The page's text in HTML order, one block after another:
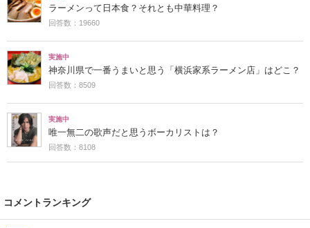
ラーメンって日本食？それとも中華料理？
回答数：19660
実施中
神奈川県で一番うまいと思う「横浜家系ラーメン店」はどこ？
回答数：8509
実施中
唯一無二の歌声だと思うボーカリストは？
回答数：8108
コメントランキング